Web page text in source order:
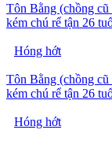
Tôn Bằng (chồng
kém chú rể tận 26
Hóng hớt
Tôn Bằng (chồng
kém chú rể tận 26
Hóng hớt